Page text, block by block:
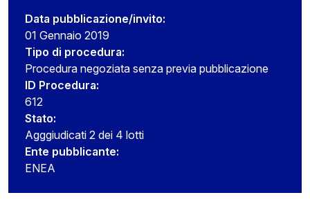
Data pubblicazione/invito:
01 Gennaio 2019
Tipo di procedura:
Procedura negoziata senza previa pubblicazione
ID Procedura:
612
Stato:
Agggiudicati 2 dei 4 lotti
Ente pubblicante:
ENEA